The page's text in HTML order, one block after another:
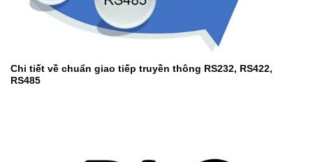
Chi tiết về chuẩn giao tiếp truyền thông RS232, RS422,
RS485